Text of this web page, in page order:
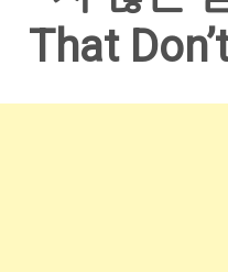
That